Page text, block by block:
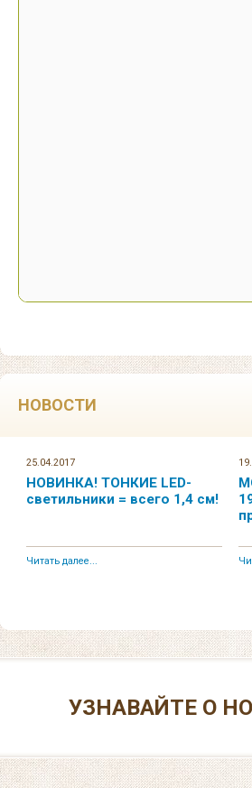
НОВОСТИ
25.04.2017
НОВИНКА! ТОНКИЕ LED-
светильники = всего 1,4 см!
Читать далее...
УЗНАВАЙТЕ О